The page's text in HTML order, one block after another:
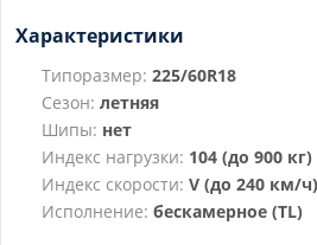
Характеристики
Типоразмер: 225/60R18
Сезон: летняя
Шипы: нет
Индекс нагрузки: 104 (до 900 кг)
Индекс скорости: V (до 240 км/ч)
Исполнение: бескамерное (TL)